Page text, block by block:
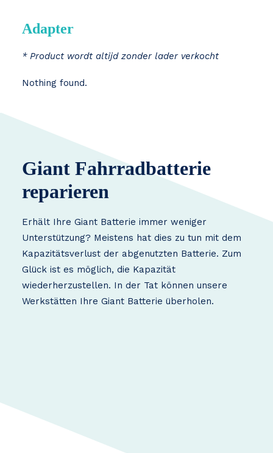
Adapter
* Product wordt altijd zonder lader verkocht
Nothing found.
Giant Fahrradbatterie
reparieren
Erhält Ihre Giant Batterie immer weniger
Unterstützung? Meistens hat dies zu tun mit dem
Kapazitätsverlust der abgenutzten Batterie. Zum
Glück ist es möglich, die Kapazität
wiederherzustellen. In der Tat können unsere
Werkstätten Ihre Giant Batterie überholen.